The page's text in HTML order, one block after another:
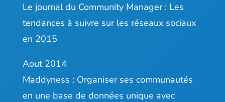
Le journal du Community Manager : Les
tendances à suivre sur les réseaux sociaux
en 2015
Aout 2014
Maddyness : Organiser ses communautés
en une base de données unique avec